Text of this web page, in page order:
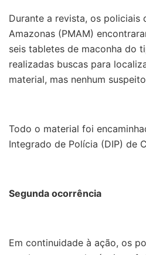
Durante a revista, os policiais
Amazonas (PMAM)
seis tabletes de maconha do
realizadas buscas para
material, mas nenhum
Todo o material foi
Integrado de Polícia (DIP) de
Segunda ocorrência
Em continuidade à ação, os